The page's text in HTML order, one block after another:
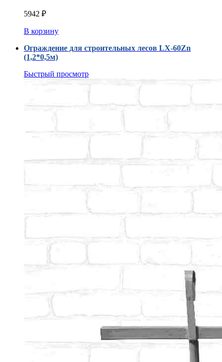
5942 ₽
В корзину
Ограждение для строительных лесов LX-60Zn
(1,2*0,5м)
Быстрый просмотр